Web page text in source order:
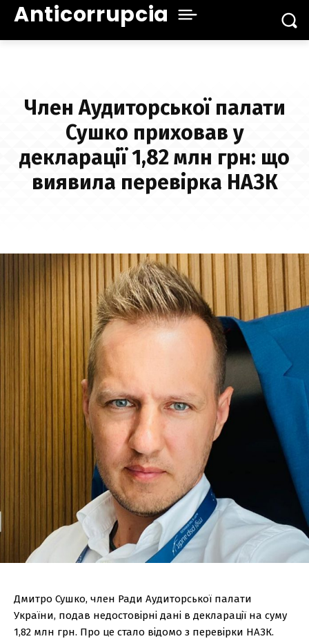
Anticorrupcia
Член Аудиторської палати
Сушко приховав у
декларації 1,82 млн грн: що
виявила перевірка НАЗК
Дмитро Сушко, член Ради Аудиторської палати
України, подав недостовірні дані в декларації на суму
1,82 млн грн. Про це стало відомо з перевірки НАЗК.